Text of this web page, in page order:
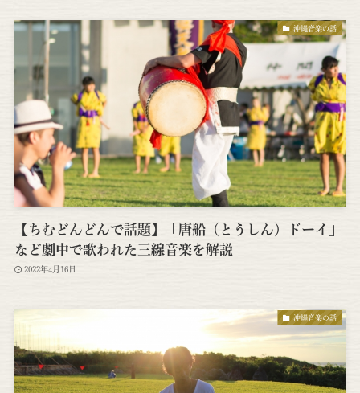
沖縄音楽の話
【ちむどんどんで話題】「唐船（とうしん）ドーイ」
など劇中で歌われた三線音楽を解説
2022年4月16日
沖縄音楽の話